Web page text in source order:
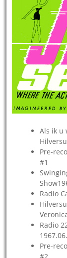
Als ik u
Pre-
#1
Radio
Radio
Pre-